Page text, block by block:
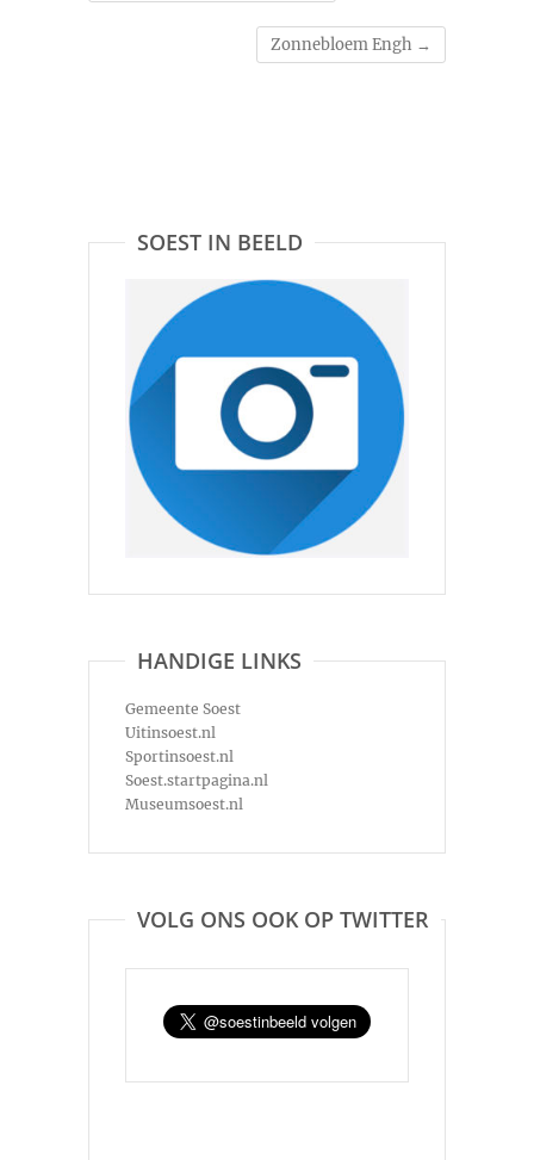
Zonnebloem Engh →
SOEST IN BEELD
HANDIGE LINKS
Gemeente Soest
Uitinsoest.nl
Sportinsoest.nl
Soest.startpagina.nl
Museumsoest.nl
VOLG ONS OOK OP TWITTER